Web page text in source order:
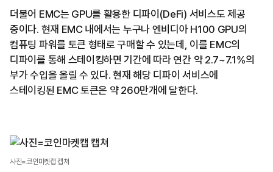
더불어 EMC는 GPU를 활용한 디파이(DeFi) 서비스도 제공
중이다. 현재 EMC 내에서는 누구나 엔비디아 H100 GPU의
컴퓨팅 파워를 토큰 형태로 구매할 수 있는데, 이를 EMC의
디파이를 통해 스테이킹하면 기간에 따라 연간 약 2.7~7.1%의
부가 수입을 올릴 수 있다. 현재 해당 디파이 서비스에
스테이킹된 EMC 토큰은 약 260만개에 달한다.
사진=코인마켓캡 캡쳐